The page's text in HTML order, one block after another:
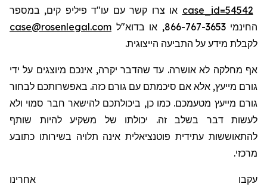
case_id=54542 או צרו קשר עם עו"ד פיליפ קים, במספר
החינמי 866-767-3653, או בדוא"ל
case@rosenlegal.com
לקבלת מידע על התביעה הייצוגית.
אף מחלקה לא אושרה. עד שהדבר יקרה, אינכם מיוצגים על ידי
גורם מייעץ, אלא אם סיכמתם עם גורם כזה. באפשרותכם לבחור
גורם מייעץ מטעמכם. כמו כן, ביכולתכם להישאר חבר סמוי ולא
לעשות דבר בשלב זה. יכולתו של משקיע להיות שותף
להתאוששות עתידית פוטנציאלית אינה תלויה בשירותו כתובע
מרכזי.
עקבו אחרינו